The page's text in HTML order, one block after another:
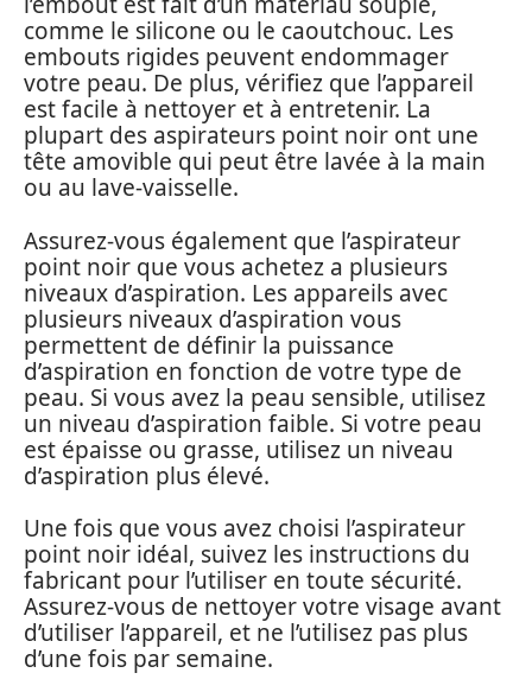
comme le silicone ou le caoutchouc. Les
embouts rigides peuvent endommager
votre peau. De plus, vérifiez que l’appareil
est facile à nettoyer et à entretenir. La
plupart des aspirateurs point noir ont une
tête amovible qui peut être lavée à la main
ou au lave-vaisselle.
Assurez-vous également que l’aspirateur
point noir que vous achetez a plusieurs
niveaux d’aspiration. Les appareils avec
plusieurs niveaux d’aspiration vous
permettent de définir la puissance
d’aspiration en fonction de votre type de
peau. Si vous avez la peau sensible, utilisez
un niveau d’aspiration faible. Si votre peau
est épaisse ou grasse, utilisez un niveau
d’aspiration plus élevé.
Une fois que vous avez choisi l’aspirateur
point noir idéal, suivez les instructions du
fabricant pour l’utiliser en toute sécurité.
Assurez-vous de nettoyer votre visage avant
d’utiliser l’appareil, et ne l’utilisez pas plus
d’une fois par semaine.